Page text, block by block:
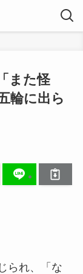
また怪
輪に出ら
られ、「な